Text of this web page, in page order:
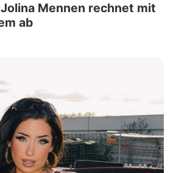
Mennen rechnet mit
ab